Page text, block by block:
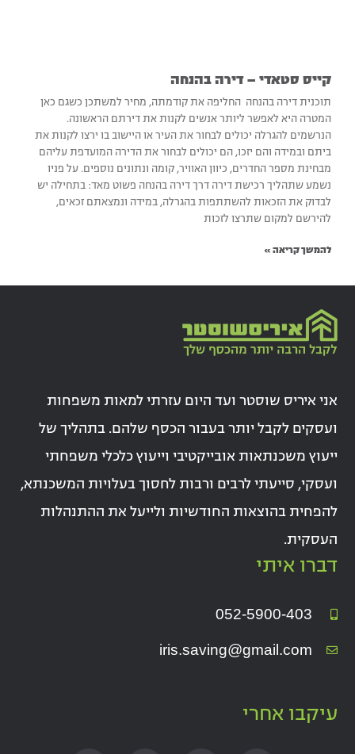
קייס סטאדי – דירה בהנחה
תוכנית דירה בהנחה החליפה את קודמתה, מחיר למשתכן כשגם כאן
המטרה היא לאפשר ליותר אנשים לקנות את דירתם הראשונה.
הנרשמים להגרלה יכולים לבחור את העיר או היישוב בו ירצו לקנות את
ביתם ובמידה והם יזכו, הם יכולים לבחור את הדירה המועדפת עליהם
מבחינת מספר החדרים, כיוון האוויר, קומה ונתונים נוספים. על פניו
נשמע שתהליך רכישת דירה דרך דירה בהנחה פשוט מאד: בתחילה יש
לבדוק את הזכאות להשתתפות בהגרלה, במידה ונמצאתם זכאים,
להירשם למקום שתרצו לזכות
להמשך קריאה »
אני איריס שוסטר ועד היום עזרתי למאות משפחות
ועסקים לקבל יותר בעבור הכסף שלהם. בתהליך של
ייעוץ משכנתאות אובייקטיבי וייעוץ כלכלי משפחתי
ועסקי, סייעתי לרבים ורבות לחסוך בעלויות המשכנתא,
להפחית בהוצאות החודשיות ולייעל את ההתנהלות
העסקית.
דברו איתי
052-5900-403
iris.saving@gmail.com
עיקבו אחרי